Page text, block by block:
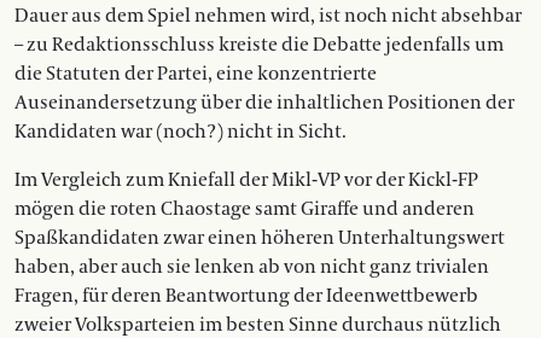
Dauer aus dem Spiel nehmen wird, ist noch nicht absehbar
– zu Redaktionsschluss kreiste die Debatte jedenfalls um
die Statuten der Partei, eine konzentrierte
Auseinandersetzung über die inhaltlichen Positionen der
Kandidaten war (noch?) nicht in Sicht.
Im Vergleich zum Kniefall der Mikl-VP vor der Kickl-FP
mögen die roten Chaostage samt Giraffe und anderen
Spaßkandidaten zwar einen höheren Unterhaltungswert
haben, aber auch sie lenken ab von nicht ganz trivialen
Fragen, für deren Beantwortung der Ideenwettbewerb
zweier Volksparteien im besten Sinne durchaus nützlich